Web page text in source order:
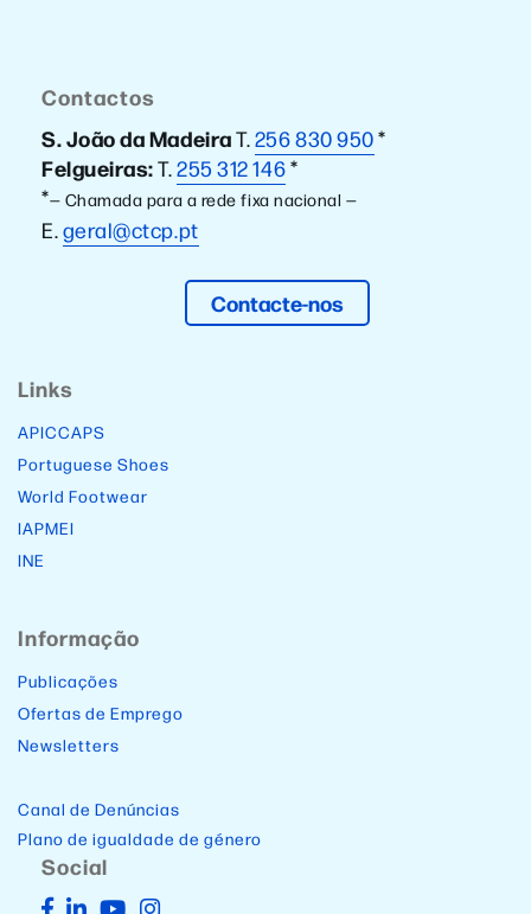
Contactos
S. João da MadeiraT.256 830 950*
Felgueiras:T.255 312 146*
*— Chamada para a rede fixa nacional —
E.geral@ctcp.pt
Contacte-nos
Links
APICCAPS
Portuguese Shoes
World Footwear
IAPMEI
INE
Informação
Publicações
Ofertas de Emprego
Newsletters
Canal de Denúncias
Plano de igualdade de género
Social